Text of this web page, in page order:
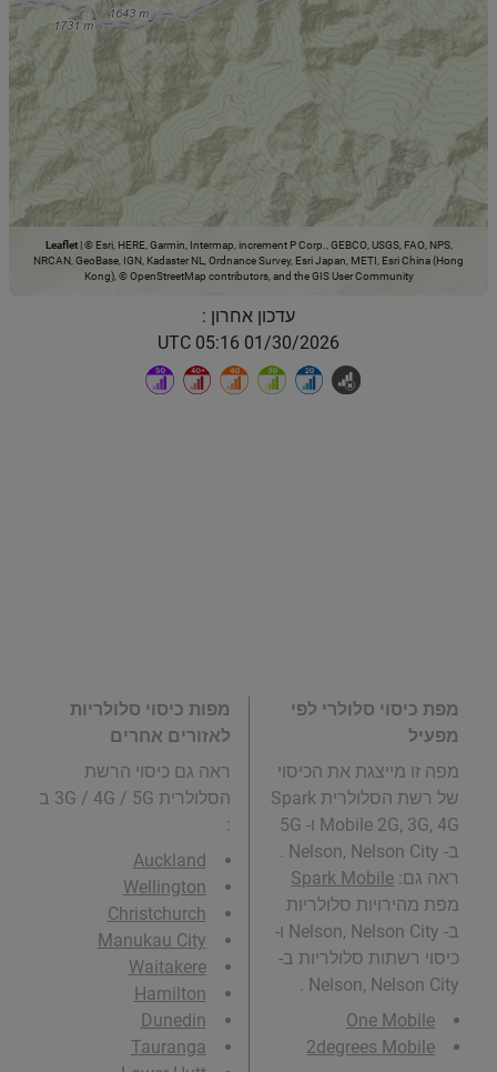
Leaflet |© Esri, HERE, Garmin, Intermap, increment P Corp., GEBCO, USGS, FAO, NPS,
NRCAN, GeoBase, IGN, Kadaster NL, Ordnance Survey, Esri Japan, METI, Esri China (Hong
Kong), © OpenStreetMap contributors, and the GIS User Community
עדכון אחרון :
01/30/2026 05:16 UTC
מפת כיסוי סלולרי לפי
מפעיל
מפה זו מייצגת את הכיסוי
של רשת הסלולרית Spark
Mobile 2G, 3G, 4G ו- 5G
ב- Nelson, Nelson City .
ראה גם: Spark Mobile
מפת מהירויות סלולריות
ב- Nelson, Nelson City ו-
כיסוי רשתות סלולריות ב-
Nelson, Nelson City .
One Mobile
2degrees Mobile
מפות כיסוי סלולריות
לאזורים אחרים
ראה גם כיסוי הרשת
הסלולרית 3G / 4G / 5G ב
:
Auckland
Wellington
Christchurch
Manukau City
Waitakere
Hamilton
Dunedin
Tauranga